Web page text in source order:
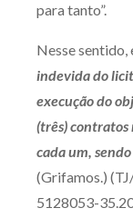
para tanto”.
Nesse sentido,
indevida do
execução do
(três) contratos
cada um,
(Grifamos.)
5128053-